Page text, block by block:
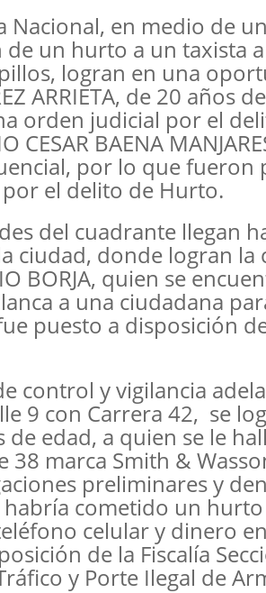
en medio de
un hurto a un taxista
logran en una
ARRIETA, de 20 años
orden judicial por el
BAENA
por lo que fueron
el delito de Hurto.
del cuadrante llegan
ciudad, donde logran
BORJA, quien se
a una ciudadana
puesto a disposición
control y vigilancia
9 con Carrera 42, se
de edad, a quien se le
marca Smith &
preliminares y
cometido un
celular y dinero
de la Fiscalía
y Porte Ilegal de